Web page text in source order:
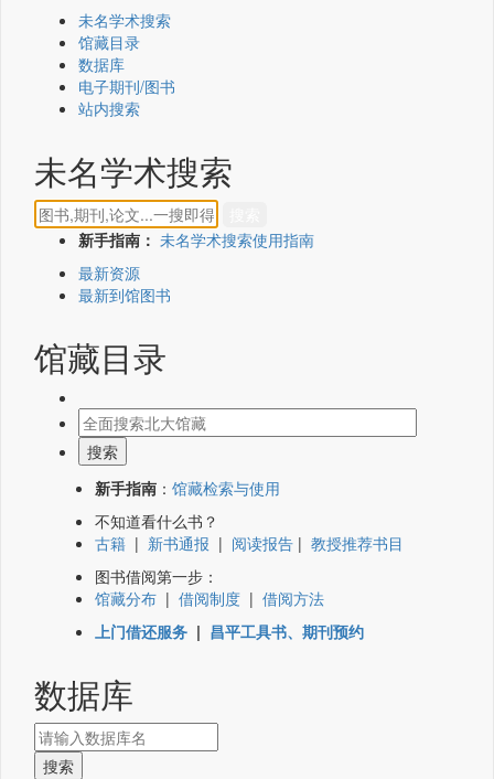
未名学术搜索
馆藏目录
数据库
电子期刊/图书
站内搜索
未名学术搜索
新手指南： 未名学术搜索使用指南
最新资源
最新到馆图书
馆藏目录
新手指南 ： 馆藏检索与使用
不知道看什么书？
古籍 | 新书通报 | 阅读报告 | 教授推荐书目
图书借阅第一步：
馆藏分布 | 借阅制度 | 借阅方法
上门借还服务 | 昌平工具书、期刊预约
数据库